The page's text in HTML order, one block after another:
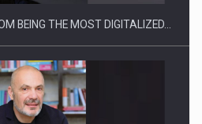
BEING THE MOST DIGITALIZED…